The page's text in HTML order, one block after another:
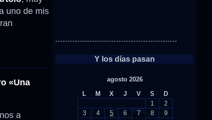
uno de mis
«Una
a
Y los días pasan
agosto 2026
L
M X J V S
D
1
2
3
4 5 6 7 8
9